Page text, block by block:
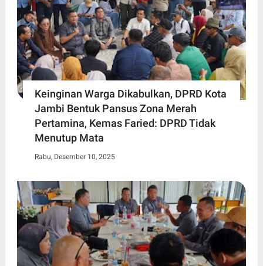
Keinginan Warga Dikabulkan, DPRD Kota
Jambi Bentuk Pansus Zona Merah
Pertamina, Kemas Faried: DPRD Tidak
Menutup Mata
Rabu, Desember 10, 2025